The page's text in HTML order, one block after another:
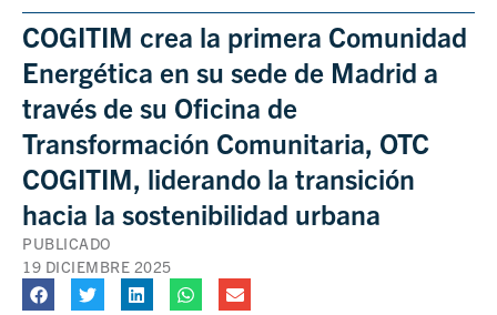
COGITIM crea la primera Comunidad
Energética en su sede de Madrid a
través de su Oficina de
Transformación Comunitaria, OTC
COGITIM, liderando la transición
hacia la sostenibilidad urbana
PUBLICADO
19 DICIEMBRE 2025